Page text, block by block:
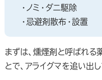
・ノミ・ダニ駆除
・忌避剤散布・設置
まずは、燻煙剤と呼ばれる
とで、アライグマを追い出し